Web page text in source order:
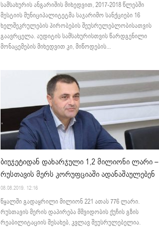
სამსახურის ანგარიშის მიხედვით, 2017-2018 წლებში
მესტიის მუნიციპალიტეტმა საჯარიმო სანქციები 16
ხელშეკრულების პირობების შეუსრულებლობისათვის
გაავრცელა. აუდიტის სამსახურისთვის წარდგენილი
მონაცემების მიხედვით კი, მიწოდების...
ბიუჯეტიდან დახარჯული 1,2 მილიონი ლარი –
რუსთავის მერს კორუფციაში ადანაშაულებენ
08.08.2019. 12:16
წყალში გადაყრილი მილიონ 221 ათას 776 ლარი.
რუსთავის მერის დაპირება მშვიდობის ქუჩის გზის
რეაბილიტაციის შესახებ, კვლავ შეუსრულებელია.